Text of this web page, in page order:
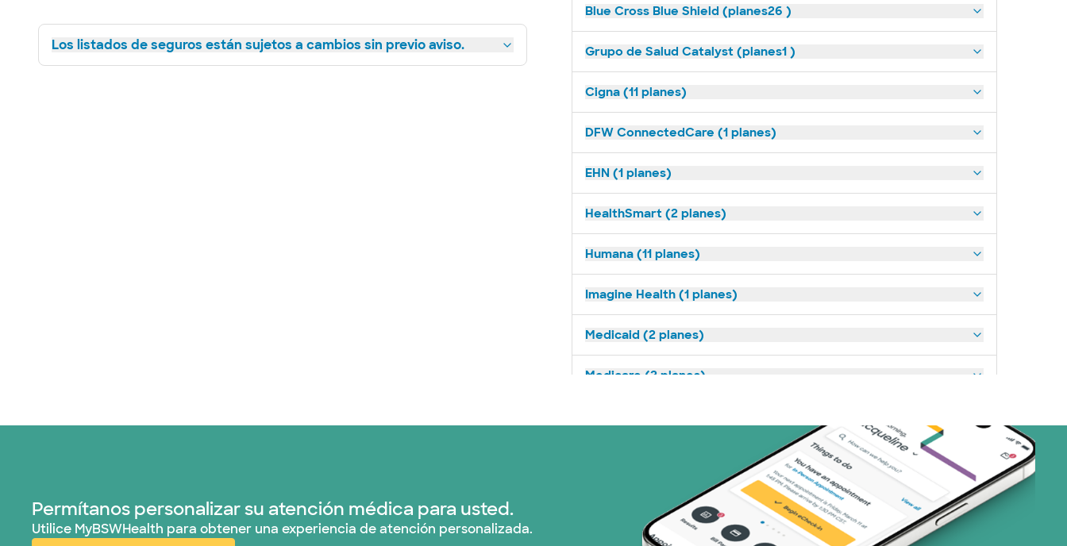
Los listados de seguros están sujetos a cambios sin previo aviso.
Blue Cross Blue Shield (planes26 )
Grupo de Salud Catalyst (planes1 )
Cigna (11 planes)
DFW ConnectedCare (1 planes)
EHN (1 planes)
HealthSmart (2 planes)
Humana (11 planes)
Imagine Health (1 planes)
Medicaid (2 planes)
Medicare (2 planes)
Prism Electric (1 planes)
Plan de Salud Superior (3 planes)
Permítanos personalizar su atención médica para usted.
Utilice MyBSWHealth para obtener una experiencia de atención personalizada.